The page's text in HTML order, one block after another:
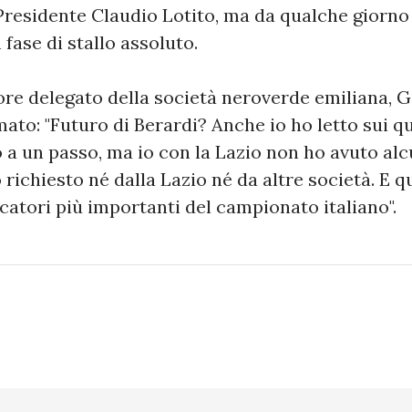
Claudio Lotito, ma da qualche
di stallo assoluto.
delegato della società neroverde emiliana,
"Futuro di Berardi? Anche io ho letto sui
un passo, ma io con la Lazio non ho avuto
né dalla Lazio né da altre società. E
più importanti del campionato italiano".